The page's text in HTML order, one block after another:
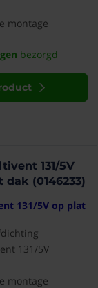
montage
bezorgd
131/5V
(0146233)
131/5V op plat
131/5V
montage